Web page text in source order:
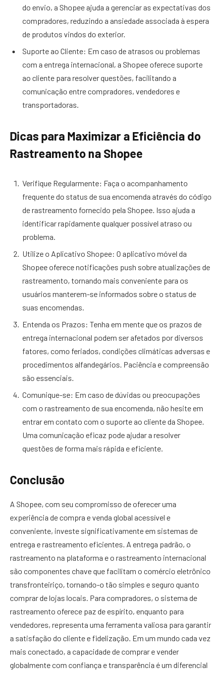
do envio, a Shopee ajuda a gerenciar as expectativas dos
compradores, reduzindo a ansiedade associada à espera
de produtos vindos do exterior.
Suporte ao Cliente: Em caso de atrasos ou problemas
com a entrega internacional, a Shopee oferece suporte
ao cliente para resolver questões, facilitando a
comunicação entre compradores, vendedores e
transportadoras.
Dicas para Maximizar a Eficiência do
Rastreamento na Shopee
Verifique Regularmente: Faça o acompanhamento
frequente do status de sua encomenda através do código
de rastreamento fornecido pela Shopee. Isso ajuda a
identificar rapidamente qualquer possível atraso ou
problema.
Utilize o Aplicativo Shopee: O aplicativo móvel da
Shopee oferece notificações push sobre atualizações de
rastreamento, tornando mais conveniente para os
usuários manterem-se informados sobre o status de
suas encomendas.
Entenda os Prazos: Tenha em mente que os prazos de
entrega internacional podem ser afetados por diversos
fatores, como feriados, condições climáticas adversas e
procedimentos alfandegários. Paciência e compreensão
são essenciais.
Comunique-se: Em caso de dúvidas ou preocupações
com o rastreamento de sua encomenda, não hesite em
entrar em contato com o suporte ao cliente da Shopee.
Uma comunicação eficaz pode ajudar a resolver
questões de forma mais rápida e eficiente.
Conclusão
A Shopee, com seu compromisso de oferecer uma
experiência de compra e venda global acessível e
conveniente, investe significativamente em sistemas de
entrega e rastreamento eficientes. A entrega padrão, o
rastreamento na plataforma e o rastreamento internacional
são componentes chave que facilitam o comércio eletrônico
transfronteiriço, tornando-o tão simples e seguro quanto
comprar de lojas locais. Para compradores, o sistema de
rastreamento oferece paz de espírito, enquanto para
vendedores, representa uma ferramenta valiosa para garantir
a satisfação do cliente e fidelização. Em um mundo cada vez
mais conectado, a capacidade de comprar e vender
globalmente com confiança e transparência é um diferencial